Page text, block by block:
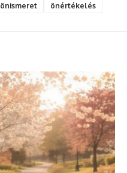
önismeret önértékelés